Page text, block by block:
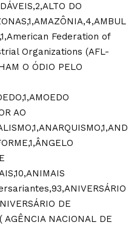
DO
Federation of
Organizations (AFL-
O ÓDIO PELO
AO
DE
AGÊNCIA NACIONAL DE